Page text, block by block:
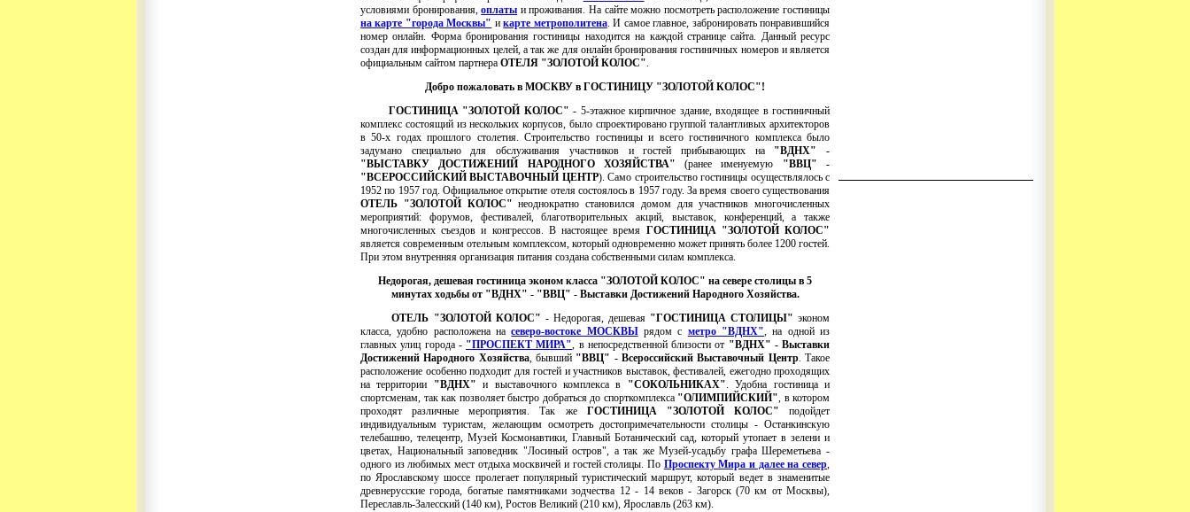
условиями бронирования,оплаты и проживания. На сайте можно посмотреть расположение гостиницы
на карте "города Москвы" икарте метрополитена. И самое главное, забронировать понравившийся
номер онлайн. Форма бронирования гостиницы находится на каждой странице сайта. Данный ресурс
создан для информационных целей, а так же для онлайн бронирования гостиничных номеров и является
официальным сайтом партнера ОТЕЛЯ "ЗОЛОТОЙ КОЛОС".
Добро пожаловать в МОСКВУ в ГОСТИНИЦУ "ЗОЛОТОЙ КОЛОС"!
ГОСТИНИЦА "ЗОЛОТОЙ КОЛОС" - 5-этажное кирпичное здание, входящее в гостиничный
комплекс состоящий из нескольких корпусов, было спроектировано группой талантливых архитекторов
в 50-х годах прошлого столетия. Строительство гостиницы и всего гостиничного комплекса было
задумано специально для обслуживания участников и гостей прибывающих на "ВДНХ" -
"ВЫСТАВКУ ДОСТИЖЕНИЙ НАРОДНОГО ХОЗЯЙСТВА" (ранее именуемую "ВВЦ" -
"ВСЕРОССИЙСКИЙ ВЫСТАВОЧНЫЙ ЦЕНТР). Само строительство гостиницы осуществлялось с
1952 по 1957 год. Официальное открытие отеля состоялось в 1957 году. За время своего существования
ОТЕЛЬ "ЗОЛОТОЙ КОЛОС" неоднократно становился домом для участников многочисленных
мероприятий: форумов, фестивалей, благотворительных акций, выставок, конференций, а также
многочисленных съездов и конгрессов. В настоящее время ГОСТИНИЦА "ЗОЛОТОЙ КОЛОС"
является современным отельным комплексом, который одновременно может принять более 1200 гостей.
При этом внутренняя организация питания создана собственными силам комплекса.
Недорогая, дешевая гостиница эконом класса "ЗОЛОТОЙ КОЛОС" на севере столицы в 5
минутах ходьбы от "ВДНХ" - "ВВЦ" - Выставки Достижений Народного Хозяйства.
ОТЕЛЬ "ЗОЛОТОЙ КОЛОС" - Недорогая, дешевая "ГОСТИНИЦА СТОЛИЦЫ" эконом
класса, удобно расположена насеверо-востоке МОСКВЫрядом с метро "ВДНХ", на одной из
главных улиц города - "ПРОСПЕКТ МИРА", в непосредственной близости от "ВДНХ" - Выставки
Достижений Народного Хозяйства, бывший "ВВЦ" - Всероссийский Выставочный Центр. Такое
расположение особенно подходит для гостей и участников выставок, фестивалей, ежегодно проходящих
на территории "ВДНХ" и выставочного комплекса в "СОКОЛЬНИКАХ". Удобна гостиница и
спортсменам, так как позволяет быстро добраться до спорткомплекса "ОЛИМПИЙСКИЙ", в котором
проходят различные мероприятия. Так же ГОСТИНИЦА "ЗОЛОТОЙ КОЛОС" подойдет
индивидуальным туристам, желающим осмотреть достопримечательности столицы - Останкинскую
телебашню, телецентр, Музей Космонавтики, Главный Ботанический сад, который утопает в зелени и
цветах, Национальный заповедник "Лосиный остров", а так же Музей-усадьбу графа Шереметьева -
одного из любимых мест отдыха москвичей и гостей столицы. По Проспекту Мира и далее на север,
по Ярославскому шоссе пролегает популярный туристический маршрут, который ведет в знаменитые
древнерусские города, богатые памятниками зодчества 12 - 14 веков - Загорск (70 км от Москвы),
Переславль-Залесский (140 км), Ростов Великий (210 км), Ярославль (263 км).